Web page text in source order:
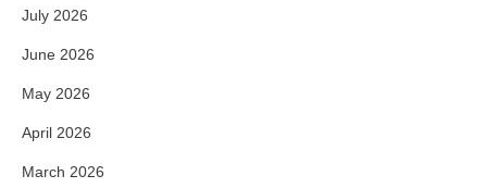
July 2026
June 2026
May 2026
April 2026
March 2026